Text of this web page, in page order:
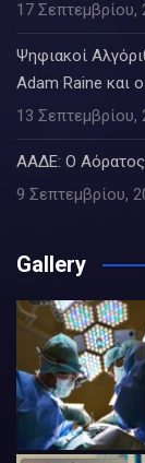
17 Σεπτεμβρίου,
Ψηφιακοί
Adam Raine και
13 Σεπτεμβρίου,
ΑΑΔΕ: Ο Αόρατος
9 Σεπτεμβρίου,
Gallery